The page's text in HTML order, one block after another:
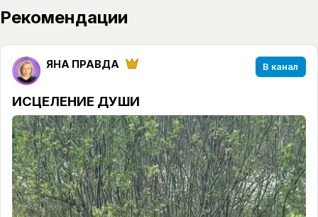
Рекомендации
ЯНА ПРАВДА В канал
ИСЦЕЛЕНИЕ ДУШИ